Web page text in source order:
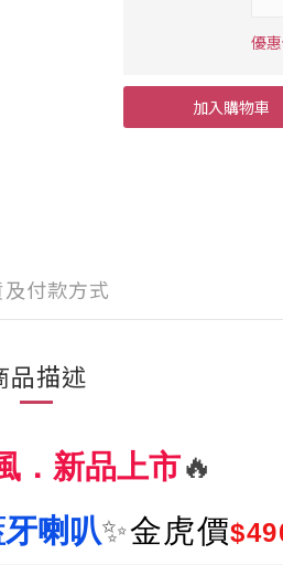
優
加入購物車
及付款方式
品描述
．新品上市🔥
喇叭✨金虎價